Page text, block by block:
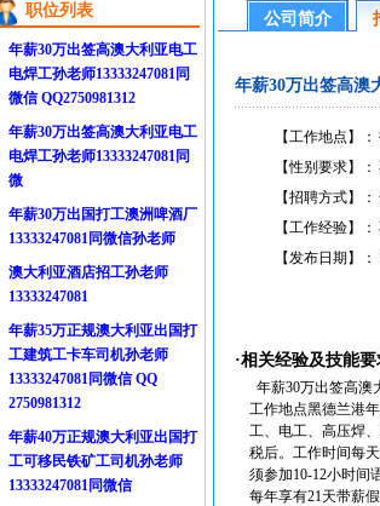
职位列表
年薪30万出签高澳大利亚电工
电焊工孙老师13333247081同
微信 QQ2750981312
年薪30万出签高澳大利亚电工
电焊工孙老师13333247081同
微
年薪30万出国打工澳洲啤酒厂
13333247081同微信孙老师
澳大利亚酒店招工孙老师
13333247081
年薪35万正规澳大利亚出国打
工建筑工卡车司机孙老师
13333247081同微信 QQ
2750981312
年薪40万正规澳大利亚出国打
工可移民铁矿工司机孙老师
13333247081同微信
公司简介
年薪30万出签高澳
【工作地点】：
【性别要求】：
【招聘方式】：
【工作经验】：
【发布日期】：
·相关经验及技能要
年薪30万出签高澳
工作地点黑德兰港
工、电工、高压焊
税后。工作时间每
须参加10-12小时间
每年享有21天带薪